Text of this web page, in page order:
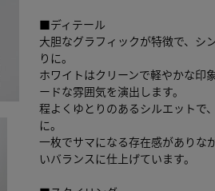
■ディテール
大胆なグラフィックが特徴で、シ
りに。
ホワイトはクリーンで軽やかな印
ードな雰囲気を演出します。
程よくゆとりのあるシルエットで
に。
一枚でサマになる存在感がありな
いバランスに仕上げています。